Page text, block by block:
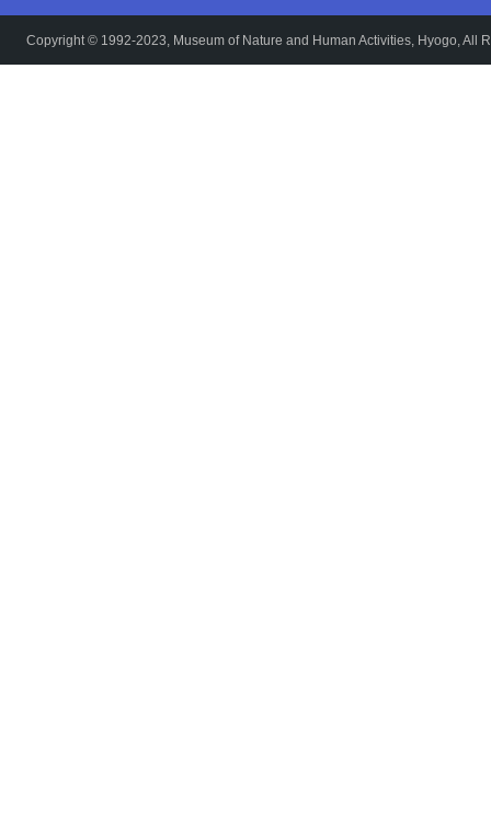
Copyright © 1992-2023, Museum of Nature and Human Activities, Hyogo, All